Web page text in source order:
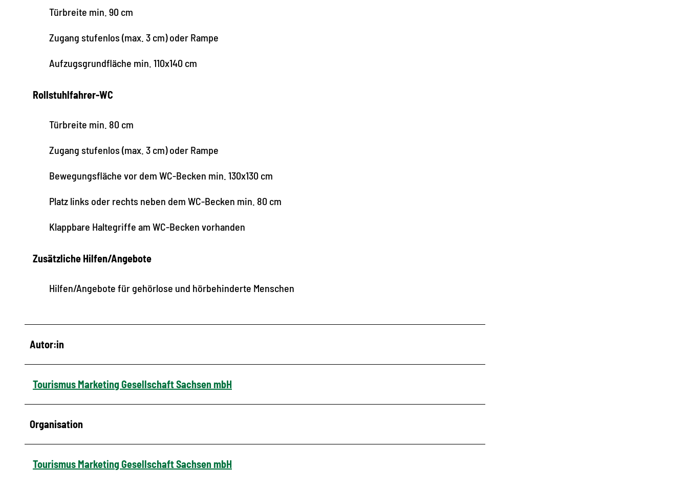
Türbreite min. 90 cm
Zugang stufenlos (max. 3 cm) oder Rampe
Aufzugsgrundfläche min. 110x140 cm
Rollstuhlfahrer-WC
Türbreite min. 80 cm
Zugang stufenlos (max. 3 cm) oder Rampe
Bewegungsfläche vor dem WC-Becken min. 130x130 cm
Platz links oder rechts neben dem WC-Becken min. 80 cm
Klappbare Haltegriffe am WC-Becken vorhanden
Zusätzliche Hilfen/Angebote
Hilfen/Angebote für gehörlose und hörbehinderte Menschen
Autor:in
Tourismus Marketing Gesellschaft Sachsen mbH
Organisation
Tourismus Marketing Gesellschaft Sachsen mbH